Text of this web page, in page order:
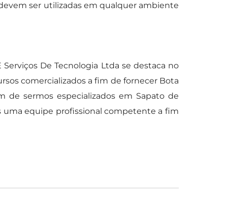
ser utilizadas em qualquer ambiente
De Tecnologia Ltda se destaca no
comercializados a fim de fornecer Bota
de sermos especializados em Sapato de
uma equipe profissional competente a fim